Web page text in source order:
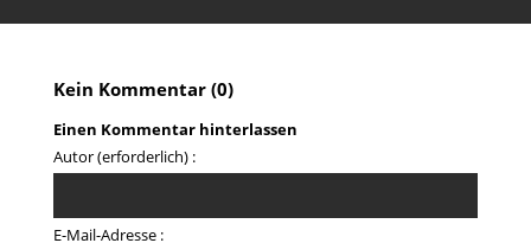
Kein Kommentar (0)
Einen Kommentar hinterlassen
Autor (erforderlich) :
E-Mail-Adresse :